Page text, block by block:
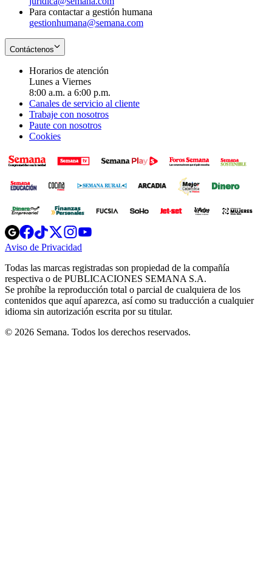
Para contactar a gestión humana
gestionhumana@semana.com
Contáctenos
Horarios de atención
Lunes a Viernes
8:00 a.m. a 6:00 p.m.
Canales de servicio al cliente
Trabaje con nosotros
Paute con nosotros
Cookies
Opens
in
new
Opens
in
new
Opens
in
new
window
Opens
new
windowwindow
Aviso de Privacidad
new
window
Todas las marcas registradas son propiedad de la compañía
respectiva o de PUBLICACIONES SEMANA S.A.
Se prohíbe la reproducción total o parcial de cualquiera de los
contenidos que aquí aparezca, así como su traducción a cualquier
idioma sin autorización escrita por su titular.
© 2026 Semana. Todos los derechos reservados.